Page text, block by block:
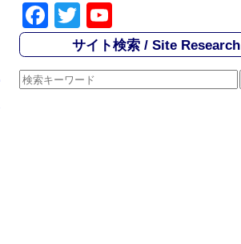
F
a
c
e
T
wi
tt
er
o
u
T
サイト検索 / Site Research